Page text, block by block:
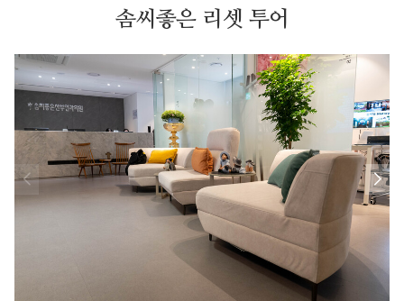
솜씨좋은 리셋 투어